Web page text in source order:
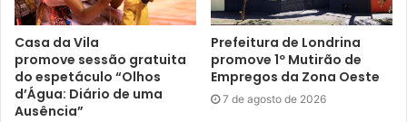
Casa da Vila
promove sessão gratuita
do espetáculo “Olhos
d’Água: Diário de uma
Ausência”
Prefeitura de Londrina
promove 1º Mutirão de
Empregos da Zona Oeste
7 de agosto de 2026